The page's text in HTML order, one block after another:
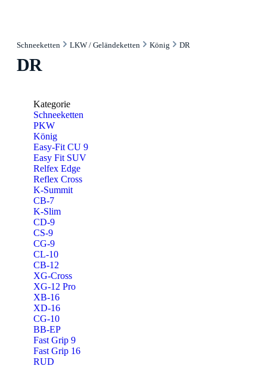
Schneeketten LKW / Geländeketten König DR
DR
Kategorie
Schneeketten
PKW
König
Easy-Fit CU 9
Easy Fit SUV
Relfex Edge
Reflex Cross
K-Summit
CB-7
K-Slim
CD-9
CS-9
CG-9
CL-10
CB-12
XG-Cross
XG-12 Pro
XB-16
XD-16
CG-10
BB-EP
Fast Grip 9
Fast Grip 16
RUD